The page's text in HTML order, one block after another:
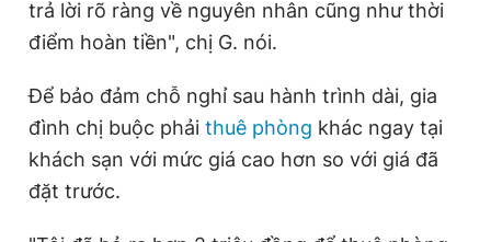
trả lời rõ ràng về nguyên nhân cũng như thời
điểm hoàn tiền", chị G. nói.
Để bảo đảm chỗ nghỉ sau hành trình dài, gia
đình chị buộc phải thuê phòng khác ngay tại
khách sạn với mức giá cao hơn so với giá đã
đặt trước.